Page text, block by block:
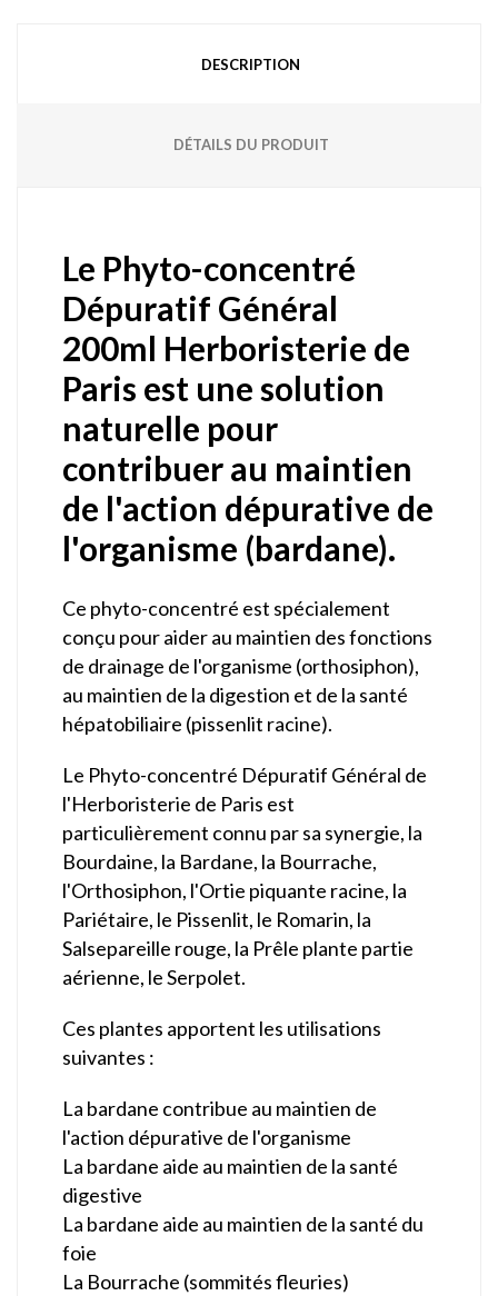
DESCRIPTION
DÉTAILS DU PRODUIT
Le Phyto-concentré
Dépuratif Général
200ml Herboristerie de
Paris est une solution
naturelle pour
contribuer au maintien
de l'action dépurative de
l'organisme (bardane).
Ce phyto-concentré est spécialement
conçu pour aider au maintien des fonctions
de drainage de l'organisme (orthosiphon),
au maintien de la digestion et de la santé
hépatobiliaire (pissenlit racine).
Le Phyto-concentré Dépuratif Général de
l'Herboristerie de Paris est
particulièrement connu par sa synergie, la
Bourdaine, la Bardane, la Bourrache,
l'Orthosiphon, l'Ortie piquante racine, la
Pariétaire, le Pissenlit, le Romarin, la
Salsepareille rouge, la Prêle plante partie
aérienne, le Serpolet.
Ces plantes apportent les utilisations
suivantes :
La bardane contribue au maintien de
l'action dépurative de l'organisme
La bardane aide au maintien de la santé
digestive
La bardane aide au maintien de la santé du
foie
La Bourrache (sommités fleuries)